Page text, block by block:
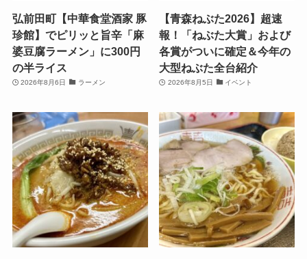
弘前田町【中華食堂酒家 豚
珍館】でピリッと旨辛「麻
婆豆腐ラーメン」に300円
の半ライス
2026年8月6日 ラーメン
【青森ねぶた2026】超速
報！「ねぶた大賞」および
各賞がついに確定＆今年の
大型ねぶた全台紹介
2026年8月5日 イベント